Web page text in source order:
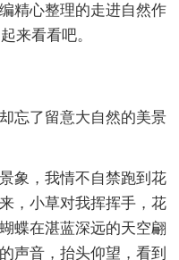
精心整理的走进自然作
来看看吧。
忘了留意大自然的美景
象，我情不自禁跑到花
，小草对我挥挥手，花
蝶在湛蓝深远的天空翩
声音，抬头仰望，看到